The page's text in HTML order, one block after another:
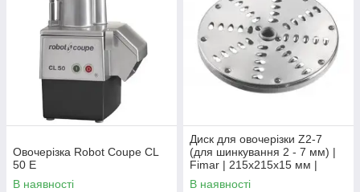
Овочерізка Robot Coupe CL
50 E
В наявності
Диск для овочерізки Z2-7
(для шинкування 2 - 7 мм) |
Fimar | 215x215x15 мм |
Нержавіюча сталь
В наявності